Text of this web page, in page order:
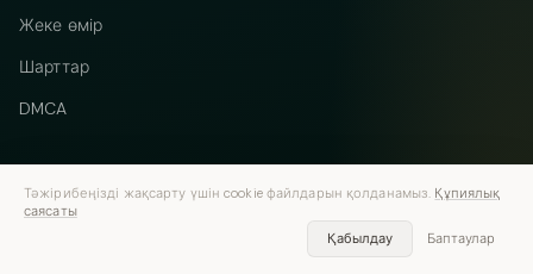
Жеке өмір
Шарттар
DMCA
© 2026 Vastflow. Барлық құқықтар қорғалған.Telegram
Тәжірибеңізді жақсарту үшін cookie файлдарын қолданамыз. Құпиялық
саясаты
Қабылдау
Баптаулар